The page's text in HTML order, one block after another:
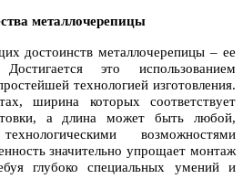
металлочерепицы
достоинств металлочерепицы – ее
это использованием
технологией изготовления.
ширина которых соответствует
а длина может быть любой,
возможностями
значительно упрощает монтаж
глубоко специальных умений и